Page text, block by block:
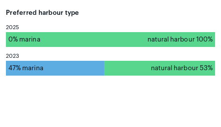
Preferred harbour type
2025
0% marina natural harbour 100%
2023
47% marina natural harbour 53%